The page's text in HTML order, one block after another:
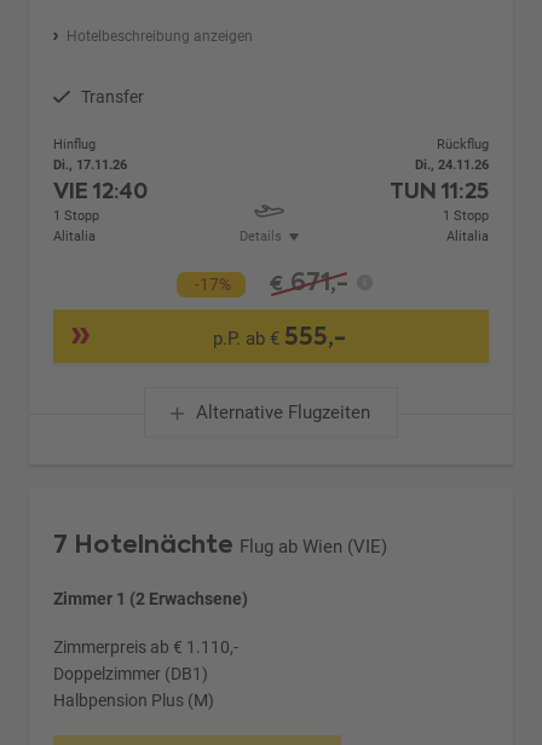
Hotelbeschreibung anzeigen
Transfer
Hinflug
Di., 17.11.26
VIE12:40
1 Stopp
Alitalia
Details
Rückflug
Di., 24.11.26
TUN 11:25
1 Stopp
Alitalia
-17% € 671,-
p.P. ab € 555,-
Alternative Flugzeiten
7 Hotelnächte Flug ab Wien (VIE)
Zimmer 1 (2 Erwachsene)
Zimmerpreis ab € 1.110,-
Doppelzimmer (DB1)
Halbpension Plus (M)